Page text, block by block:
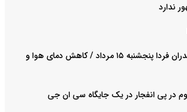
ندارد
پیش بینی هوای مازندران فردا پنجشنبه ۱۵ مرداد / کاهش دمای هوا و
در پی انفجار در یک جایگاه سی ان جی